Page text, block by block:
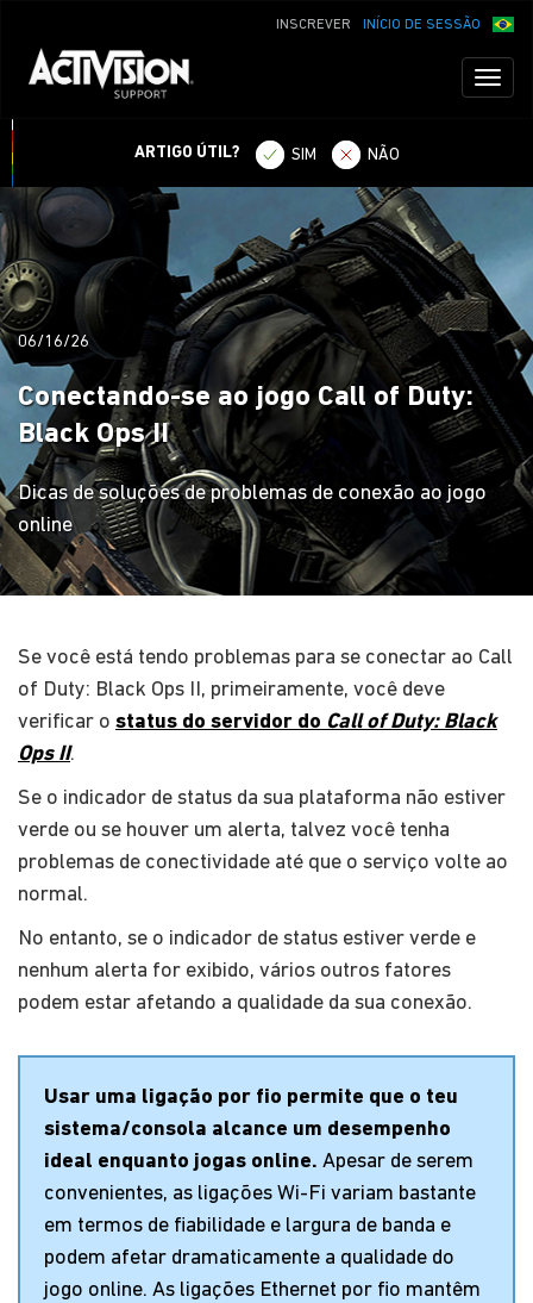
INÍCIO DE SESSÃO
INSCREVER
ARTIGO ÚTIL? SIM NÃO
06/16/26
Conectando-se ao jogo Call of Duty:
Black Ops II
Dicas de soluções de problemas de conexão ao jogo
online
Se você está tendo problemas para se conectar ao Call
of Duty: Black Ops II, primeiramente, você deve
verificar o status do servidor do Call of Duty: Black
Ops II.
Se o indicador de status da sua plataforma não estiver
verde ou se houver um alerta, talvez você tenha
problemas de conectividade até que o serviço volte ao
normal.
No entanto, se o indicador de status estiver verde e
nenhum alerta for exibido, vários outros fatores
podem estar afetando a qualidade da sua conexão.
Usar uma ligação por fio permite que o teu
sistema/consola alcance um desempenho
ideal enquanto jogas online. Apesar de serem
convenientes, as ligações Wi-Fi variam bastante
em termos de fiabilidade e largura de banda e
podem afetar dramaticamente a qualidade do
jogo online. As ligações Ethernet por fio mantêm